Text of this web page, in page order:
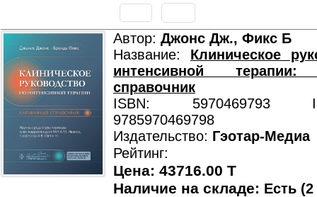
Автор: Джонс Дж., Фикс Б
Название: Клиническое
интенсивной терапии:
справочник
ISBN: 5970469793
9785970469798
Издательство: Гэотар-Медиа
Рейтинг:
Цена: 43716.00 T
Наличие на складе: Есть